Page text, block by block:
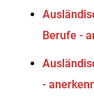
Berufe -
-